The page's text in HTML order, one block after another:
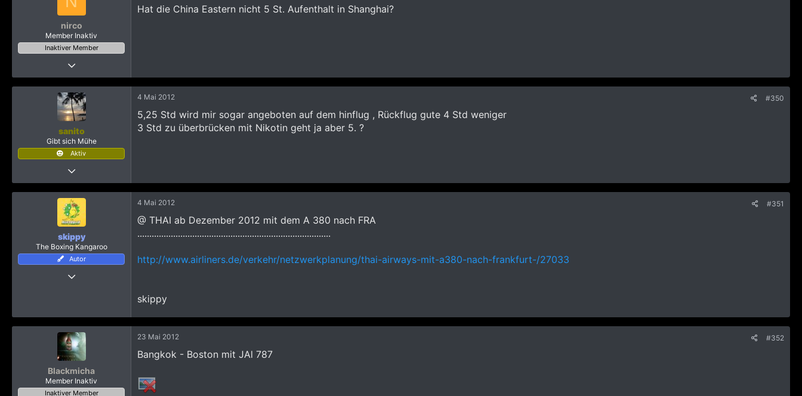
frankenthal
nirco
Member Inaktiv
Inaktiver Member
25 Dezember 2010
80
Schleswig-Holstein
Hat die China Eastern nicht 5 St. Aufenthalt in Shanghai?
sanito
Gibt sich Mühe
Aktiv
322
4 Mai 2012 #350
5,25 Std wird mir sogar angeboten auf dem hinflug , Rückflug gute 4 Std weniger
3 Std zu überbrücken mit Nikotin geht ja aber 5. ?
skippy
The Boxing Kangaroo
Autor
4.465
4 Mai 2012 #351
@ THAI ab Dezember 2012 mit dem A 380 nach FRA
.................................................................................
http://www.airliners.de/verkehr/netzwerkplanung/thai-airways-mit-a380-nach-frankfurt-/27033
skippy
Blackmicha
Member Inaktiv
Inaktiver Member
23 Mai 2012 #352
Bangkok - Boston mit JAl 787